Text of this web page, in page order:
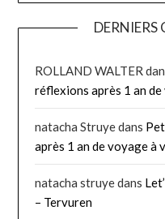
ROLLAND WALTER
réflexions après 1 an
natacha Struyedans
après 1 an de voyage à
natacha struyedans
– Tervuren